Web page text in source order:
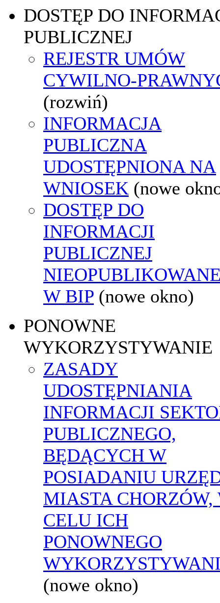
DOSTĘP DO
PUBLICZNEJ
REJESTR UMÓW
CYWILNO-
(rozwiń)
INFORMACJA
PUBLICZNA
UDOSTĘPNIONA NA
WNIOSEK (nowe
DOSTĘP DO
INFORMACJI
PUBLICZNEJ
W BIP (nowe okno)
PONOWNE
WYKORZYSTYWANIE
ZASADY
UDOSTĘPNIANIA
INFORMACJI
PUBLICZNEGO,
BĘDĄCYCH W
POSIADANIU
MIASTA CHORZÓW,
CELU ICH
PONOWNEGO
(nowe okno)